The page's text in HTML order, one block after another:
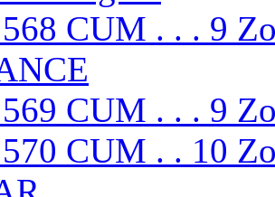
CUM . . . 9
CUM . . . 9
CUM . . 10